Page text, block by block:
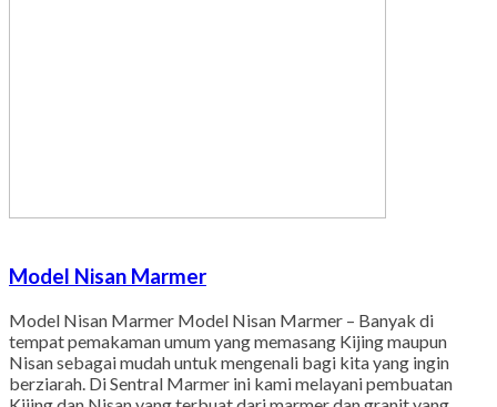
Model Nisan Marmer
Model Nisan Marmer Model Nisan Marmer – Banyak di
tempat pemakaman umum yang memasang Kijing maupun
Nisan sebagai mudah untuk mengenali bagi kita yang ingin
berziarah. Di Sentral Marmer ini kami melayani pembuatan